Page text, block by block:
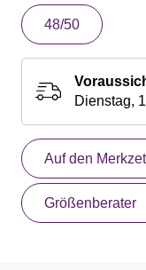
48/50
Dienstag,
Auf den
Größenberater